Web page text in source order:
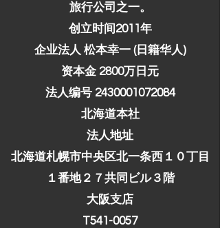
旅行公司之一。
创立时间2011年
企业法人 松本幸一 (日籍华人)
​资本金 2800万日元
法人编号 2430001072084
北海道本社
​法人地址
北海道札幌市中央区北一条西１０丁目
１番地２７共同ビル３階
大阪支店
T541-0057